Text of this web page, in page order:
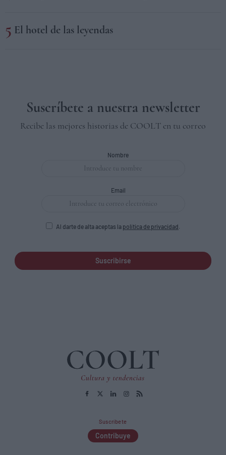
El hotel de las leyendas
Suscríbete a nuestra newsletter
Recibe las mejores historias de COOLT en tu correo
Nombre
Email
Al darte de alta aceptas la política de privacidad.
Suscribirse
Suscríbete
Contribuye